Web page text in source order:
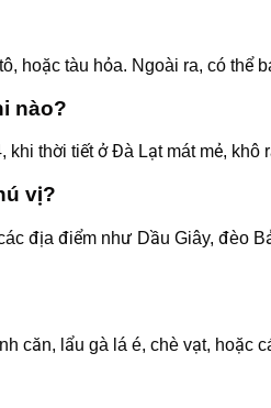
hoặc tàu hỏa. Ngoài ra, có thể
nào?
thời tiết ở Đà Lạt mát mẻ, khô
vị?
địa điểm như Dầu Giây, đèo
căn, lẩu gà lá é, chè vạt, hoặc